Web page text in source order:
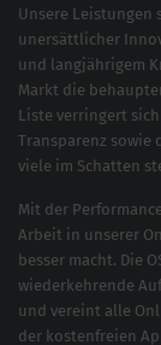
Unsere Leistungen
unersättlicher
und langjährigem
Markt die
Liste verringert
Transparenz sowie
viele im Schatten
Mit der
Arbeit in unserer
besser macht. Die
wiederkehrende
und vereint alle
der kostenfreien